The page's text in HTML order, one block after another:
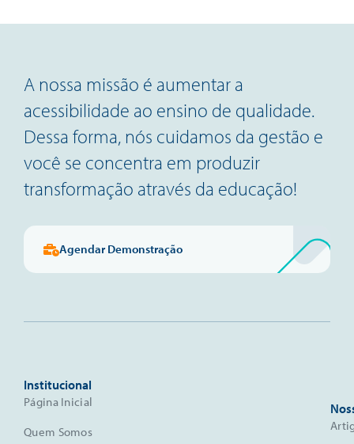
A nossa missão é aumentar a
acessibilidade ao ensino de qualidade.
Dessa forma, nós cuidamos da gestão e
você se concentra em produzir
transformação através da educação!
Agendar Demonstração
Institucional
Página Inicial
Quem Somos